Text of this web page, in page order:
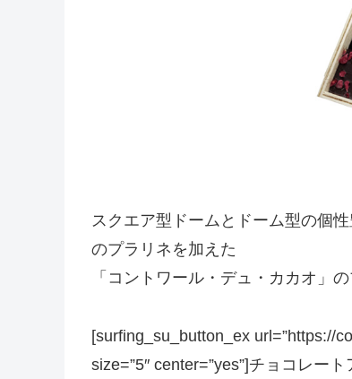
スクエア型ドームとドーム型の個
のプラリネを加えた
「コントワール・デュ・カカオ」
[surfing_su_button_ex url=”https://
size=”5″ center=”yes”]チョコレー